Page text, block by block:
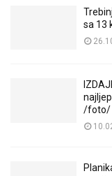
sa 13
/foto/